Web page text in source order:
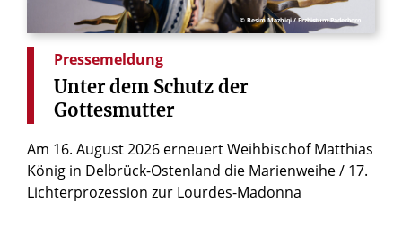
© Besim Mazhiqi / Erzbistum Paderborn
Pressemeldung
Unter dem Schutz der
Gottesmutter
Am 16. August 2026 erneuert Weihbischof Matthias
König in Delbrück-Ostenland die Marienweihe / 17.
Lichterprozession zur Lourdes-Madonna